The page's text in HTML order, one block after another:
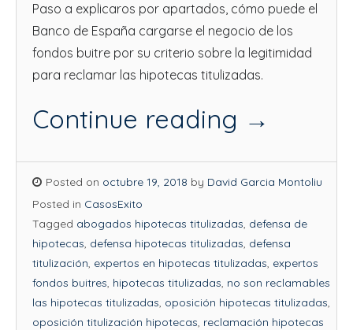
Paso a explicaros por apartados, cómo puede el
Banco de España cargarse el negocio de los
fondos buitre por su criterio sobre la legitimidad
para reclamar las hipotecas titulizadas.
Continue reading →
Posted on octubre 19, 2018 by David Garcia Montoliu
Posted in CasosExito
Tagged abogados hipotecas titulizadas, defensa de
hipotecas, defensa hipotecas titulizadas, defensa
titulización, expertos en hipotecas titulizadas, expertos
fondos buitres, hipotecas titulizadas, no son reclamables
las hipotecas titulizadas, oposición hipotecas titulizadas,
oposición titulización hipotecas, reclamación hipotecas